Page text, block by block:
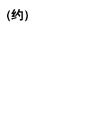
（约）